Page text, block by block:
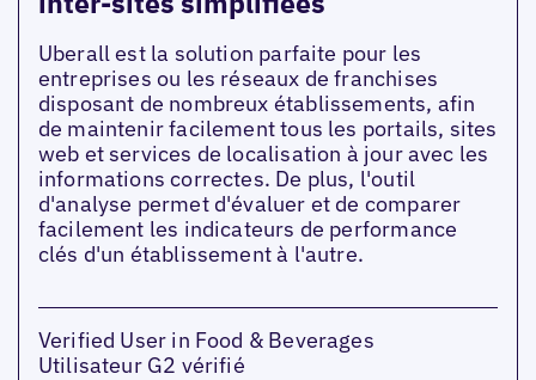
Uberall est la solution parfaite pour les
entreprises ou les réseaux de franchises
disposant de nombreux établissements, afin
de maintenir facilement tous les portails, sites
web et services de localisation à jour avec les
informations correctes. De plus, l'outil
d'analyse permet d'évaluer et de comparer
facilement les indicateurs de performance
clés d'un établissement à l'autre.
Verified User in Food & Beverages
Utilisateur G2 vérifié